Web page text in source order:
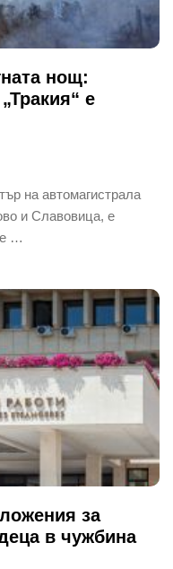
нощ:
е
на автомагистрала
и Славовица, е
…
за
в чужбина